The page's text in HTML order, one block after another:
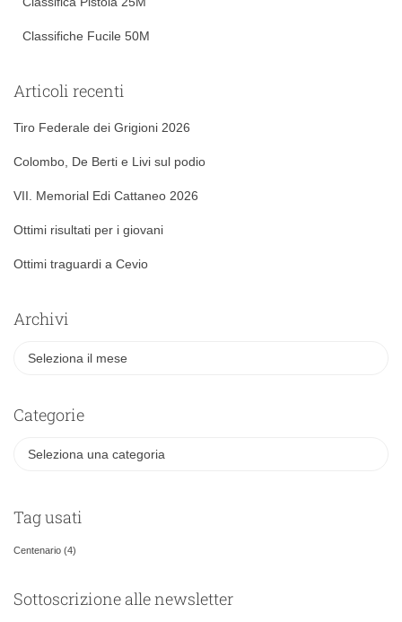
Classifiche Fucile 50M
Articoli recenti
Tiro Federale dei Grigioni 2026
Colombo, De Berti e Livi sul podio
VII. Memorial Edi Cattaneo 2026
Ottimi risultati per i giovani
Ottimi traguardi a Cevio
Archivi
Categorie
Tag usati
Centenario (4)
Sottoscrizione alle newsletter